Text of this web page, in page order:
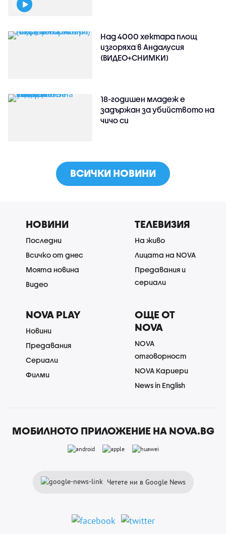
Над 4000 хектара площ
изгоряха в Андалусия
(ВИДЕО+СНИМКИ)
18-годишен младеж е
задържан за убийството на
чичо си
ВСИЧКИ НОВИНИ
НОВИНИ
Последни
Всичко от днес
Моята новина
Видео
ТЕЛЕВИЗИЯ
На живо
Лицата на NOVA
Предавания и
сериали
NOVA PLAY
Новини
Предавания
Сериали
Филми
ОЩЕ ОТ
NOVA
NOVA
отговорност
NOVA Кариери
News in English
МОБИЛНОТО ПРИЛОЖЕНИЕ НА NOVA.BG
Четете ни в Google News